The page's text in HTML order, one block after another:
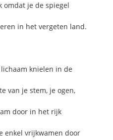
je de spiegel
in het vergeten land.
knielen in de
van je stem, je ogen,
door in het rijk
enkel vrijkwamen door